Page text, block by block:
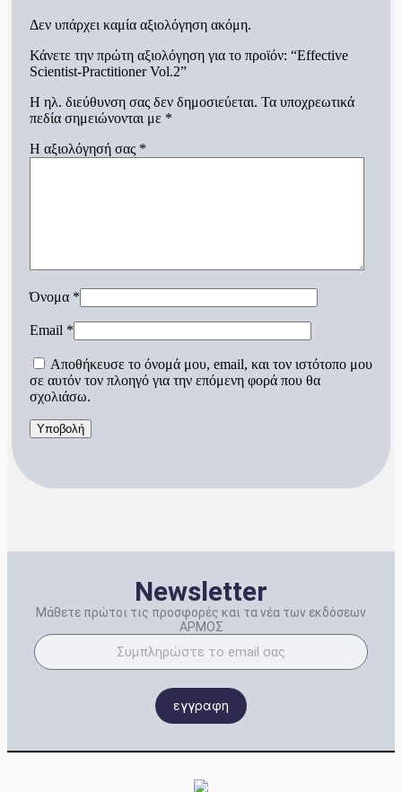
Δεν υπάρχει καμία αξιολόγηση ακόμη.
Κάνετε την πρώτη αξιολόγηση για το προϊόν: “Effective
Scientist-Practitioner Vol.2”
Η ηλ. διεύθυνση σας δεν δημοσιεύεται. Τα υποχρεωτικά
πεδία σημειώνονται με *
Η αξιολόγησή σας *
Όνομα *
Email *
Αποθήκευσε το όνομά μου, email, και τον ιστότοπο μου
σε αυτόν τον πλοηγό για την επόμενη φορά που θα
σχολιάσω.
Newsletter
Μάθετε πρώτοι τις προσφορές και τα νέα των εκδόσεων
ΑΡΜΟΣ
εγγραφη